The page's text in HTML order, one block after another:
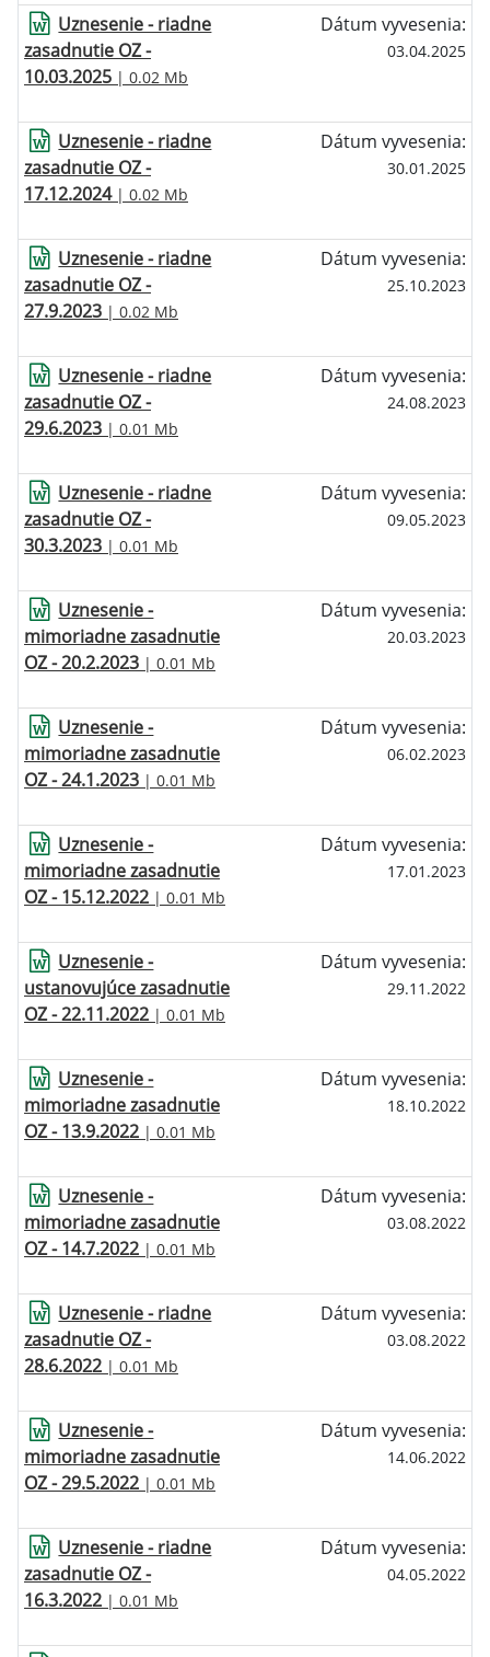
Uznesenie - riadne
zasadnutie OZ -
10.03.2025 | 0.02 Mb
Dátum vyvesenia:
03.04.2025
Uznesenie - riadne
zasadnutie OZ -
17.12.2024| 0.02 Mb
Dátum vyvesenia:
30.01.2025
Uznesenie - riadne
zasadnutie OZ -
27.9.2023 | 0.02 Mb
Dátum vyvesenia:
25.10.2023
Uznesenie - riadne
zasadnutie OZ -
29.6.2023 | 0.01 Mb
Dátum vyvesenia:
24.08.2023
Uznesenie - riadne
zasadnutie OZ -
30.3.2023 | 0.01 Mb
Dátum vyvesenia:
09.05.2023
Uznesenie -
mimoriadne zasadnutie
OZ - 20.2.2023 | 0.01 Mb
Dátum vyvesenia:
20.03.2023
Uznesenie -
mimoriadne zasadnutie
OZ - 24.1.2023 | 0.01 Mb
Dátum vyvesenia:
06.02.2023
Uznesenie -
mimoriadne zasadnutie
OZ - 15.12.2022 | 0.01 Mb
Dátum vyvesenia:
17.01.2023
Uznesenie -
ustanovujúce zasadnutie
OZ - 22.11.2022 | 0.01 Mb
Dátum vyvesenia:
29.11.2022
Uznesenie -
mimoriadne zasadnutie
OZ - 13.9.2022 | 0.01 Mb
Dátum vyvesenia:
18.10.2022
Uznesenie -
mimoriadne zasadnutie
OZ - 14.7.2022 | 0.01 Mb
Dátum vyvesenia:
03.08.2022
Uznesenie - riadne
zasadnutie OZ -
28.6.2022 | 0.01 Mb
Dátum vyvesenia:
03.08.2022
Uznesenie -
mimoriadne zasadnutie
OZ - 29.5.2022 | 0.01 Mb
Dátum vyvesenia:
14.06.2022
Uznesenie - riadne
zasadnutie OZ -
16.3.2022 | 0.01 Mb
Dátum vyvesenia:
04.05.2022